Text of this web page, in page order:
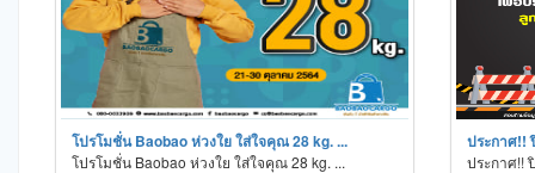
โปรโมชั่น Baobao ห่วงใย ใส่ใจคุณ 28 kg. ...
โปรโมชั่น Baobao ห่วงใย ใส่ใจคุณ 28 kg. ...
ประกาศ!!
ประกาศ!!